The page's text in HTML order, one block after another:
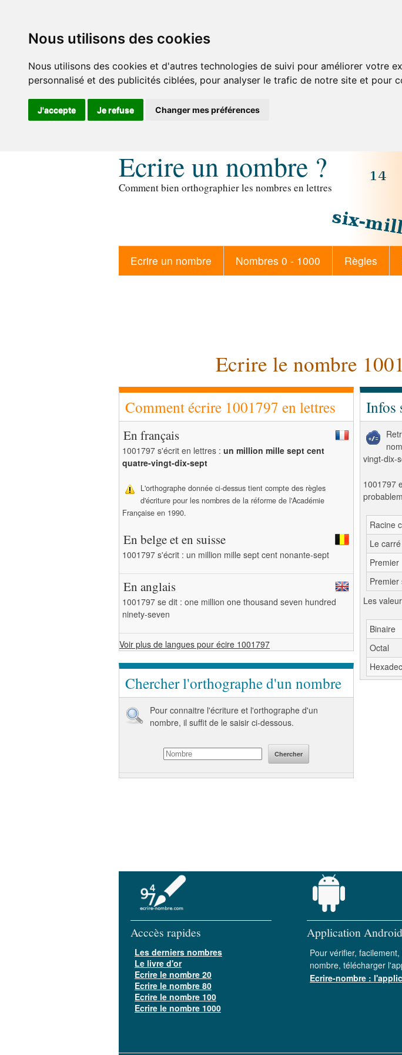
Nous utilisons des cookies
Nous utilisons des cookies et d'autres technologies de suivi pour améliorer votre
personnalisé et des publicités ciblées, pour analyser le trafic de notre site et pour
J'accepte Je refuse Changer mes préférences
Ecrire un nombre ?
Comment bien orthographier les nombres en lettres
Ecrire un nombre Nombres 0 - 1000 Règles
Ecrire le nombre
Comment écrire 1001797 en lettres
En français
1001797 s'écrit en lettres : un million mille sept cent
quatre-vingt-dix-sept
L'orthographe donnée ci-dessus tient compte des règles
d'écriture pour les nombres de la réforme de l'Académie
Française en 1990.
En belge et en suisse
1001797 s'écrit : un million mille sept cent nonante-sept
En anglais
1001797 se dit : one million one thousand seven hundred
ninety-seven
Voir plus de langues pour écire 1001797
Chercher l'orthographe d'un nombre
Pour connaitre l'écriture et l'orthographe d'un
nombre, il suffit de le saisir ci-dessous.
Infos
vingt-dix-
1001797
Racine
Le carré
Premier
Premier
Les
Binaire
Octal
Acccès rapides
Les derniers nombres
Le livre d'or
Ecrire le nombre 20
Ecrire le nombre 80
Ecrire le nombre 100
Ecrire le nombre 1000
Application Android
Pour vérifier,
nombre, télécharger
Ecrire-nombre :